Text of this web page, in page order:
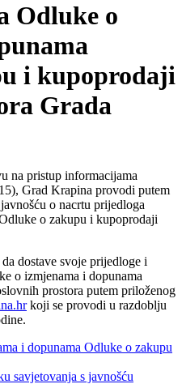
Odluke o
i kupoprodaji
Grada
na pristup informacijama
Grad Krapina provodi putem
o nacrtu prijedloga
o zakupu i kupoprodaji
dostave svoje prijedloge i
o izmjenama i dopunama
prostora putem priloženog
koji se provodi u razdoblju
i dopunama Odluke o zakupu
savjetovanja s javnošću